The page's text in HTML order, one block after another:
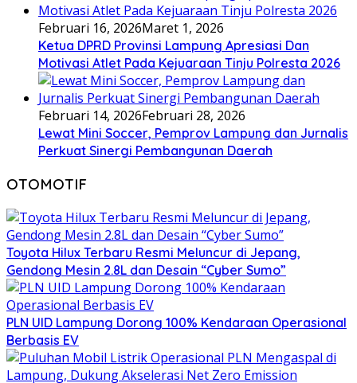
Februari 16, 2026Maret 1, 2026
Ketua DPRD Provinsi Lampung Apresiasi Dan
Motivasi Atlet Pada Kejuaraan Tinju Polresta 2026
Februari 14, 2026Februari 28, 2026
Lewat Mini Soccer, Pemprov Lampung dan Jurnalis
Perkuat Sinergi Pembangunan Daerah
OTOMOTIF
Toyota Hilux Terbaru Resmi Meluncur di Jepang,
Gendong Mesin 2.8L dan Desain “Cyber Sumo”
PLN UID Lampung Dorong 100% Kendaraan Operasional
Berbasis EV